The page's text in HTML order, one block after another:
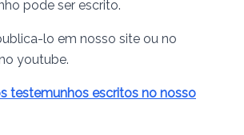
pode ser escrito.
lo em nosso site ou no
youtube.
testemunhos escritos no nosso